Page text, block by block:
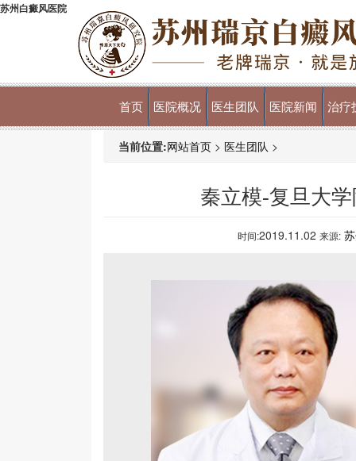
苏州白癜风医院
首页 医院概况 医生团队 医院新闻 治疗
当前位置:网站首页 > 医生团队 >
秦立模-复旦大
时间:2019.11.02 来源: